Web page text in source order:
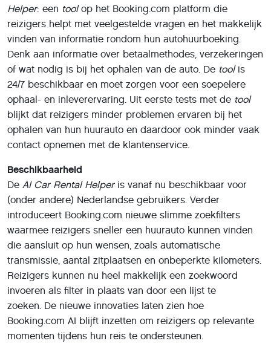
Helper: een toolop het Booking.com platform die
reizigers helpt met veelgestelde vragen en het makkelijk
vinden van informatie rondom hun autohuurboeking.
Denk aan informatie over betaalmethodes, verzekeringen
of wat nodig is bij het ophalen van de auto. De toolis
24/7 beschikbaar en moet zorgen voor een soepelere
ophaal- en inleverervaring. Uit eerste tests met de tool
blijkt dat reizigers minder problemen ervaren bij het
ophalen van hun huurauto en daardoor ook minder vaak
contact opnemen met de klantenservice.
Beschikbaarheid
De AI Car Rental Helperis vanaf nu beschikbaar voor
(onder andere) Nederlandse gebruikers. Verder
introduceert Booking.com nieuwe slimme zoekfilters
waarmee reizigers sneller een huurauto kunnen vinden
die aansluit op hun wensen, zoals automatische
transmissie, aantal zitplaatsen en onbeperkte kilometers.
Reizigers kunnen nu heel makkelijk een zoekwoord
invoeren als filter in plaats van door een lijst te
zoeken. De nieuwe innovaties laten zien hoe
Booking.com AI blijft inzetten om reizigers op relevante
momenten tijdens hun reis te ondersteunen.